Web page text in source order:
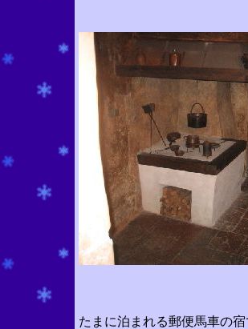
たまに泊まれる郵便馬車の